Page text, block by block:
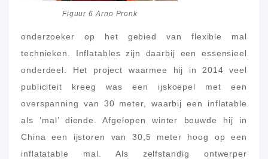
Figuur 6 Arno Pronk
onderzoeker op het gebied van flexible mal
technieken. Inflatables zijn daarbij een essensieel
onderdeel. Het project waarmee hij in 2014 veel
publiciteit kreeg was een ijskoepel met een
overspanning van 30 meter, waarbij een inflatable
als ‘mal’ diende. Afgelopen winter bouwde hij in
China een ijstoren van 30,5 meter hoog op een
inflatatable mal. Als zelfstandig ontwerper